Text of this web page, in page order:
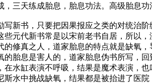
三天练成胎息，胎息功法。高级胎息功
书，只要把因果报应之类的对统治
元代新书常是以宋前老书自居，所以
修真之人，道家胎息的特点就是缺氧
胎息是害人的，道家胎息伪书所写，
水缸表演不呼吸，结果是魔术表演，
水中挑战缺氧，结果都是被抬进了医